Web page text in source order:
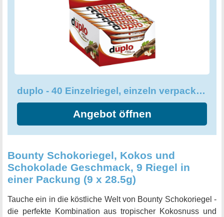
Entdecken Sie das einzigartige Geschmackserlebnis von
duplo - 40 Einzelriegel, einzeln verpackte Schokoriegel
Angebot öffnen
Bounty Schokoriegel, Kokos und
Schokolade Geschmack, 9 Riegel in
einer Packung (9 x 28.5g)
Tauche ein in die köstliche Welt von Bounty Schokoriegel -
die perfekte Kombination aus tropischer Kokosnuss und